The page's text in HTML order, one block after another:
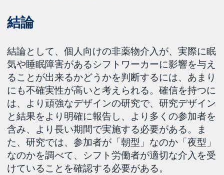
結論
結論として、個人向けの非薬物介入が、実際に眠
気や睡眠障害があるシフトワーカーに影響を与え
ることが出来るかどうかを判断するには、あまり
にも不確実性が高いと考えられる。確信を持つに
は、より頑強なデザインの研究で、研究デザイン
と結果をより明確に報告し、より多くの参加者を
含み、より長い期間で実施する必要がある。ま
た、研究では、参加者が「朝型」なのか「夜型」
なのかを調べて、シフト労働者が適切な介入を受
けていることを確認する必要がある。